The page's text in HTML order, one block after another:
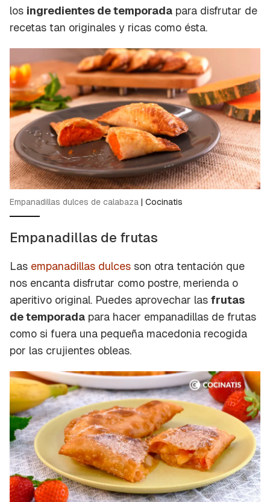
los ingredientes de temporada para disfrutar de
recetas tan originales y ricas como ésta.
Empanadillas dulces de calabaza | Cocinatis
Empanadillas de frutas
Las empanadillas dulces son otra tentación que
nos encanta disfrutar como postre, merienda o
aperitivo original. Puedes aprovechar las frutas
de temporada para hacer empanadillas de frutas
como si fuera una pequeña macedonia recogida
por las crujientes obleas.